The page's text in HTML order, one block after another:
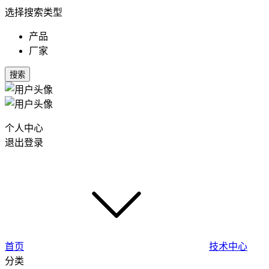
选择搜索类型
产品
厂家
搜索
个人中心
退出登录
首页
技术中心
分类